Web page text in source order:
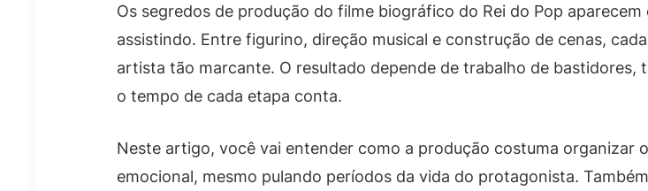
Os segredos de produção do filme biográfico do Rei do Pop
assistindo. Entre figurino, direção musical e construção de cenas,
artista tão marcante. O resultado depende de trabalho de bastidores,
o tempo de cada etapa conta.
Neste artigo, você vai entender como a produção costuma
emocional, mesmo pulando períodos da vida do protagonista.